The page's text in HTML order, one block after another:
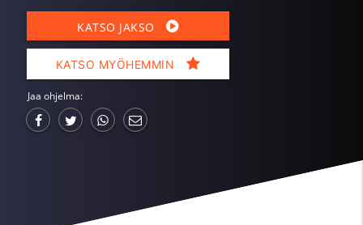
KATSO JAKSO
KATSO MYÖHEMMIN
Jaa ohjelma: